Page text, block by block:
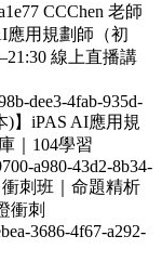
CCChen 老師
應用規劃師（初
線上直播講
dee3-4fab-935d-
)】iPAS AI應用規
｜104學習
a980-43d2-8b34-
衝刺班｜命題精析
衝刺
3686-4f67-a292-